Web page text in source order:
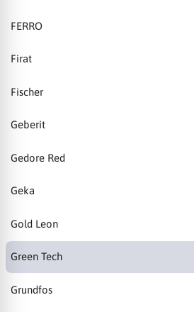
FERRO
Firat
Fischer
Geberit
Gedore Red
Geka
Gold Leon
Green Tech
Grundfos